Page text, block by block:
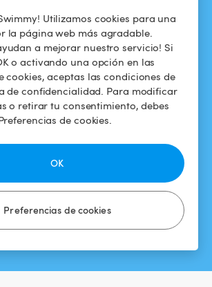
Utilizamos cookies para una
la página web más agradable.
a mejorar nuestro servicio! Si
o activando una opción en las
cookies, aceptas las condiciones de
de confidencialidad. Para modificar
o retirar tu consentimiento, debes
de cookies.
Preferencias de cookies
OK
Para los
propietarios
Alquilar mi
piscina
¿Cómo funciona?
Condiciones de
uso
Política de
confidencialidad
Aviso legal